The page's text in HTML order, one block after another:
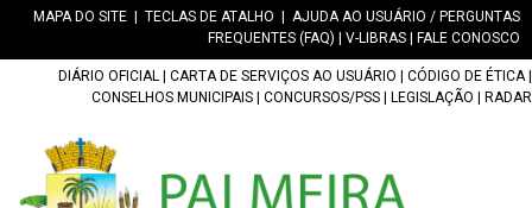
MAPA DO SITE TECLAS DE ATALHO
AJUDA AO USUÁRIO / PERGUNTAS
FREQUENTES (FAQ)
V-LIBRAS FALE CONOSCO
DIÁRIO OFICIAL CARTA DE SERVIÇOS AO USUÁRIO CÓDIGO DE ÉTICA|
CONSELHOS MUNICIPAIS
CONCURSOS/PSS LEGISLAÇÃO RADAR